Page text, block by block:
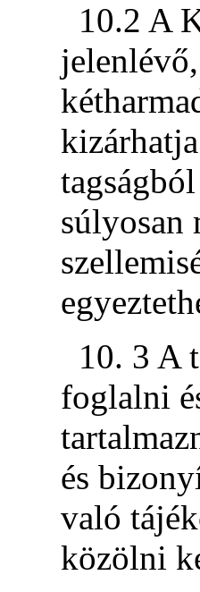
10.2 A
súlyosan
10. 3 A
foglalni
és
való
közölni